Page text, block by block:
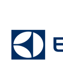
conteúdo